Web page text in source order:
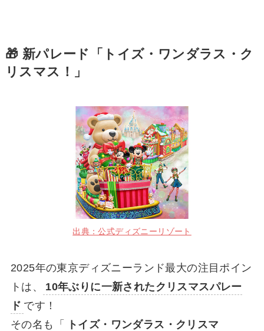
🎁 新パレード「トイズ・ワンダラス・ク
リスマス！」
出典：公式ディズニーリゾート
2025年の東京ディズニーランド最大の注目ポイン
トは、
10年ぶりに一新されたクリスマスパレー
ド です！
その名も「
トイズ・ワンダラス・クリスマ